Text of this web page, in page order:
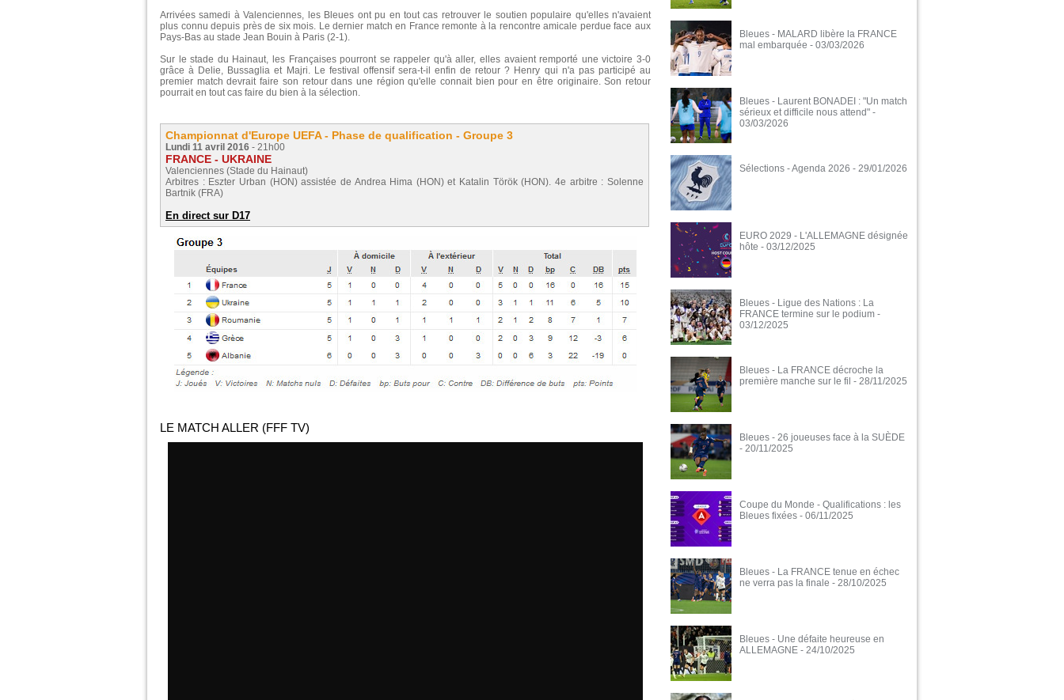
Arrivées samedi à Valenciennes, les Bleues ont pu en tout cas retrouver le soutien populaire qu'elles n'avaient
plus connu depuis près de six mois. Le dernier match en France remonte à la rencontre amicale perdue face aux
Pays-Bas au stade Jean Bouin à Paris (2-1).
Sur le stade du Hainaut, les Françaises pourront se rappeler qu'à aller, elles avaient remporté une victoire 3-0
grâce à Delie, Bussaglia et Majri. Le festival offensif sera-t-il enfin de retour ? Henry qui n'a pas participé au
premier match devrait faire son retour dans une région qu'elle connait bien pour en être originaire. Son retour
pourrait en tout cas faire du bien à la sélection.
Championnat d'Europe UEFA - Phase de qualification - Groupe 3
Lundi 11 avril 2016 - 21h00
FRANCE - UKRAINE
Valenciennes (Stade du Hainaut)
Arbitres : Eszter Urban (HON) assistée de Andrea Hima (HON) et Katalin Török (HON). 4e arbitre : Solenne
Bartnik (FRA)
En direct sur D17
LE MATCH ALLER (FFF TV)
Bleues - MALARD libère la FRANCE
mal embarquée - 03/03/2026
Bleues - Laurent BONADEI : "Un match
sérieux et difficile nous attend" -
03/03/2026
Sélections - Agenda 2026 - 29/01/2026
EURO 2029 - L'ALLEMAGNE désignée
hôte - 03/12/2025
Bleues - Ligue des Nations : La
FRANCE termine sur le podium -
03/12/2025
Bleues - La FRANCE décroche la
première manche sur le fil - 28/11/2025
Bleues - 26 joueuses face à la SUÈDE
- 20/11/2025
Coupe du Monde - Qualifications : les
Bleues fixées - 06/11/2025
Bleues - La FRANCE tenue en échec
ne verra pas la finale - 28/10/2025
Bleues - Une défaite heureuse en
ALLEMAGNE - 24/10/2025